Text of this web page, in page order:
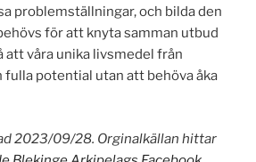
problemställningar, och bilda den
för att knyta samman utbud
att våra unika livsmedel från
fulla potential utan att behöva åka
2023/09/28. Orginalkällan hittar